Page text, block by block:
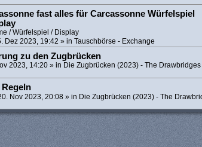
fast alles für Carcassonne Würfelspiel
/ Würfelspiel / Display
Dez 2023, 19:42 » in Tauschbörse - Exchange
zu den Zugbrücken
2023, 14:20» in Die Zugbrücken (2023) - The
Regeln
Nov 2023, 20:08» in Die Zugbrücken (2023) - The